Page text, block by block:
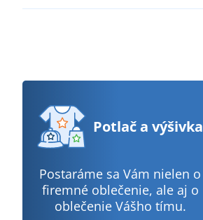
Potlača výšivka
Postaráme sa Vám nielen o
firemné oblečenie, ale aj o
oblečenie Vášho tímu.